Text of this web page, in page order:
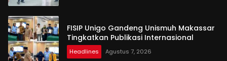
FISIP Unigo Gandeng Unismuh Makassar
Tingkatkan Publikasi Internasional
Headlines Agustus 7, 2026